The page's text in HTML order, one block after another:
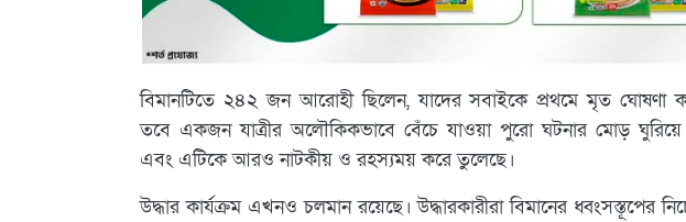
বিমানটিতে ২৪২ জন আরোহী ছিলেন, যাদের সবাইকে প্রথমে মৃত ঘোষণা
তবে একজন যাত্রীর অলৌকিকভাবে বেঁচে যাওয়া পুরো ঘটনার মোড় ঘুরিয়ে
এবং এটিকে আরও নাটকীয় ও রহস্যময় করে তুলেছে।
উদ্ধার কার্যক্রম এখনও চলমান রয়েছে। উদ্ধারকারীরা বিমানের ধ্বংসস্তূপের